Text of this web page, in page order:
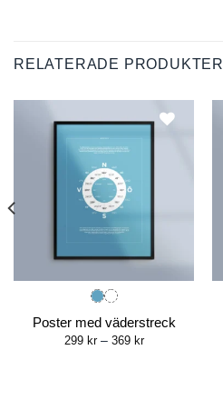
RELATERADE PRODUKTER
Poster med väderstreck
299 kr – 369 krPrice